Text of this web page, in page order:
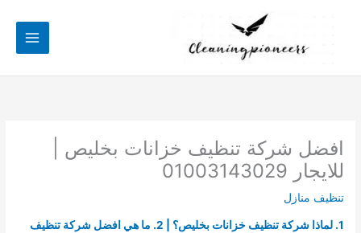
افضل شركة تنظيف خزانات بخليص |
للايجار 01003143029
تنظيف منازل
1. لماذا شركة تنظيف خزانات بخليص؟ | 2. ما هي افضل شركة تنظيف